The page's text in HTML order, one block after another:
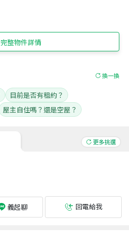
完整物件詳情
更多挑選
義起聊 回電給我
換一換
目前是否有租約？
屋主自住嗎？還是空屋？